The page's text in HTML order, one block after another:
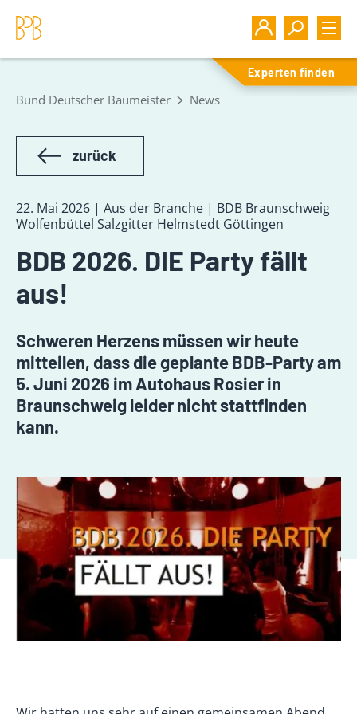
Experten finden
Bund Deutscher Baumeister News
zurück
22. Mai 2026 | Aus der Branche | BDB Braunschweig
Wolfenbüttel Salzgitter Helmstedt Göttingen
BDB 2026. DIE Party fällt
aus!
Schweren Herzens müssen wir heute
mitteilen, dass die geplante BDB-Party am
5. Juni 2026 im Autohaus Rosier in
Braunschweig leider nicht stattfinden
kann.